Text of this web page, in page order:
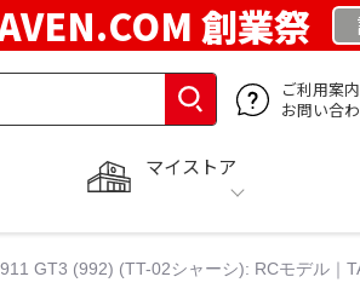
創業祭
ご利用案内
お問い合
マイストア
GT3 (992) (TT-02シャーシ): RCモデル｜